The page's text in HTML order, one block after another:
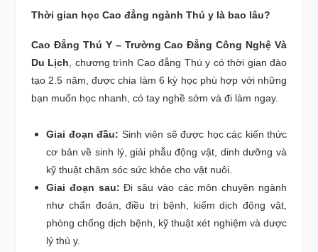
Thời gian học Cao đẳng ngành Thú y là bao lâu?
Cao Đẳng Thú Y – Trường Cao Đẳng Công Nghệ Và
Du Lịch, chương trình Cao đẳng Thú y có thời gian đào
tạo 2.5 năm, được chia làm 6 kỳ học phù hợp với những
bạn muốn học nhanh, có tay nghề sớm và đi làm ngay.
Giai đoạn đầu: Sinh viên sẽ được học các kiến thức
cơ bản về sinh lý, giải phẫu động vật, dinh dưỡng và
kỹ thuật chăm sóc sức khỏe cho vật nuôi.
Giai đoạn sau: Đi sâu vào các môn chuyên ngành
như chẩn đoán, điều trị bệnh, kiểm dịch động vật,
phòng chống dịch bệnh, kỹ thuật xét nghiệm và dược
lý thú y.